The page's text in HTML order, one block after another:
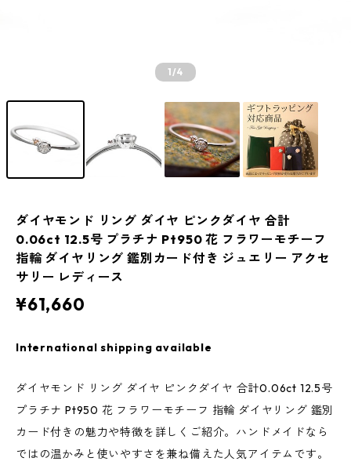
1/4
ダイヤモンド リング ダイヤ ピンクダイヤ 合計
0.06ct 12.5号 プラチナ Pt950 花 フラワーモチーフ
指輪 ダイヤリング 鑑別カード付き ジュエリー アクセ
サリー レディース
¥61,660
International shipping available
ダイヤモンド リング ダイヤ ピンクダイヤ 合計0.06ct 12.5号
プラチナ Pt950 花 フラワーモチーフ 指輪 ダイヤリング 鑑別
カード付きの魅力や特徴を詳しくご紹介。ハンドメイドなら
ではの温かみと使いやすさを兼ね備えた人気アイテムです。